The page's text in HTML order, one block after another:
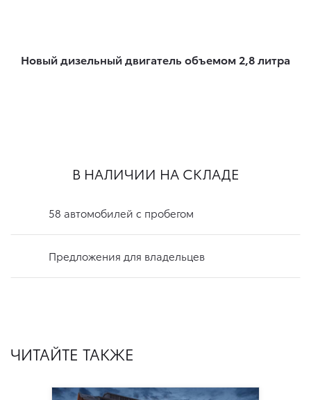
Новый дизельный двигатель объемом 2,8 литра
В НАЛИЧИИ НА СКЛАДЕ
58 автомобилей с пробегом
Предложения для владельцев
ЧИТАЙТЕ ТАКЖЕ